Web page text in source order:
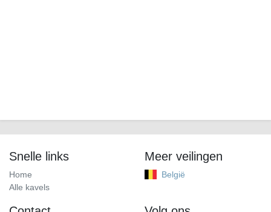
Snelle links
Home
Alle kavels
Meer veilingen
België